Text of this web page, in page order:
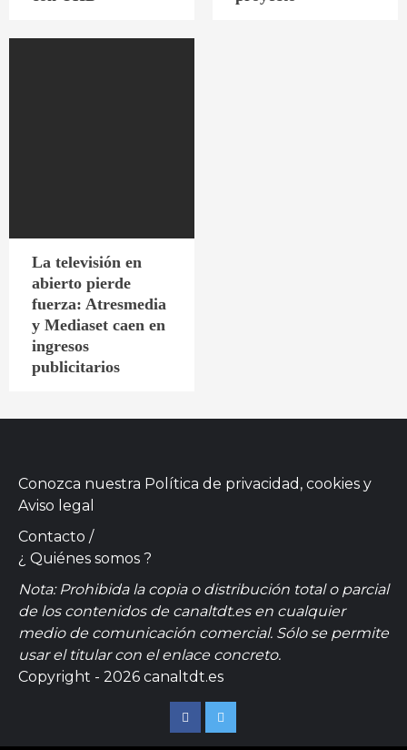
La televisión en
abierto pierde
fuerza: Atresmedia
y Mediaset caen en
ingresos
publicitarios
Conozca nuestra Política de privacidad, cookies y
Aviso legal
Contacto /
¿ Quiénes somos ?
Nota: Prohibida la copia o distribución total o parcial
de los contenidos de canaltdt.es en cualquier
medio de comunicación comercial. Sólo se permite
usar el titular con el enlace concreto.
Copyright - 2026 canaltdt.es
FacebookTwitter